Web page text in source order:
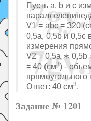
Пусть a, b и c
V1 = abc = 320
0,5a, 0,5b и 0,5c
измерения
V2 = 0,5a ∗ 0,5b
= 40 (см3) -
Ответ: 40 см3.
Задание № 1201